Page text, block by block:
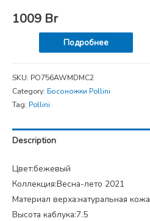
1009 Br
Подробнее
SKU: PO756AWMDMC2
Category: Босоножки Pollini
Tag: Pollini
Description
Цвет:бежевый
Коллекция:Весна-лето 2021
Материал верха:натуральная кожа
Высота каблука:7.5